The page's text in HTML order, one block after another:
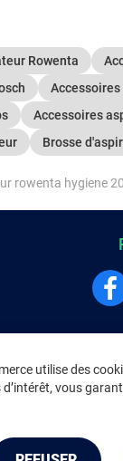
Rowenta
Accessoires
Brosse
rowenta hygiene
utilise des
vous